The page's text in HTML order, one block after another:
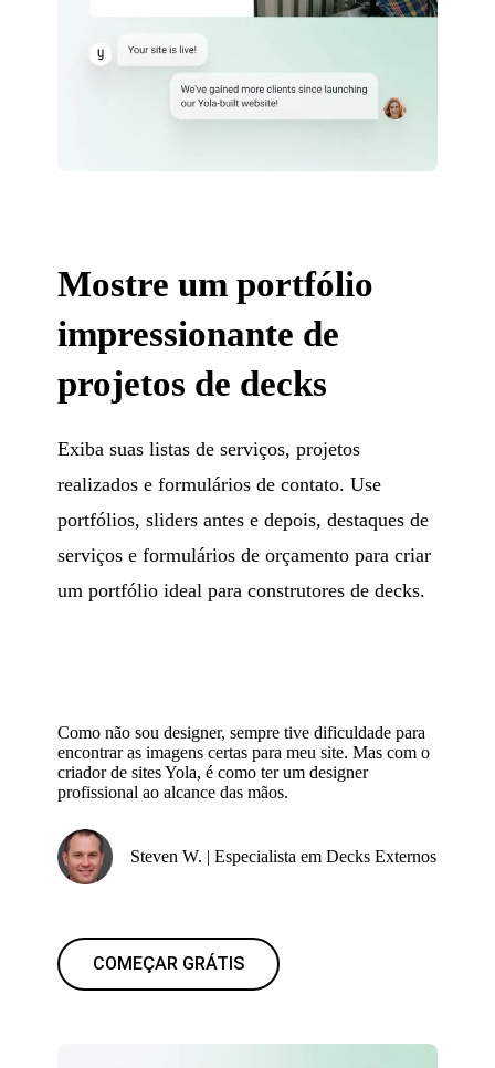
Mostre um portfólio
impressionante de
projetos de decks
Exiba suas listas de serviços, projetos
realizados e formulários de contato. Use
portfólios, sliders antes e depois, destaques de
serviços e formulários de orçamento para criar
um portfólio ideal para construtores de decks.
Como não sou designer, sempre tive dificuldade para
encontrar as imagens certas para meu site. Mas com o
criador de sites Yola, é como ter um designer
profissional ao alcance das mãos.
Steven W. | Especialista em Decks Externos
COMEÇAR GRÁTIS